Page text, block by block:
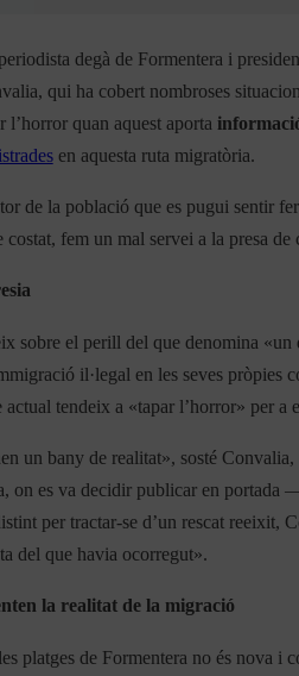
degà de Formentera i
qui ha cobert nombroses
quan aquest aporta
en aquesta ruta migratòria.
de la població que es pugui sentir
fem un mal servei a la presa
sobre el perill del que denomina «un
il·legal en les seves
tendeix a «tapar l’horror» per a
un bany de realitat», sosté
on es va decidir publicar en portada
per tractar-se d’un rescat
del que havia ocorregut».
la realitat de la migració
platges de Formentera no és nova i